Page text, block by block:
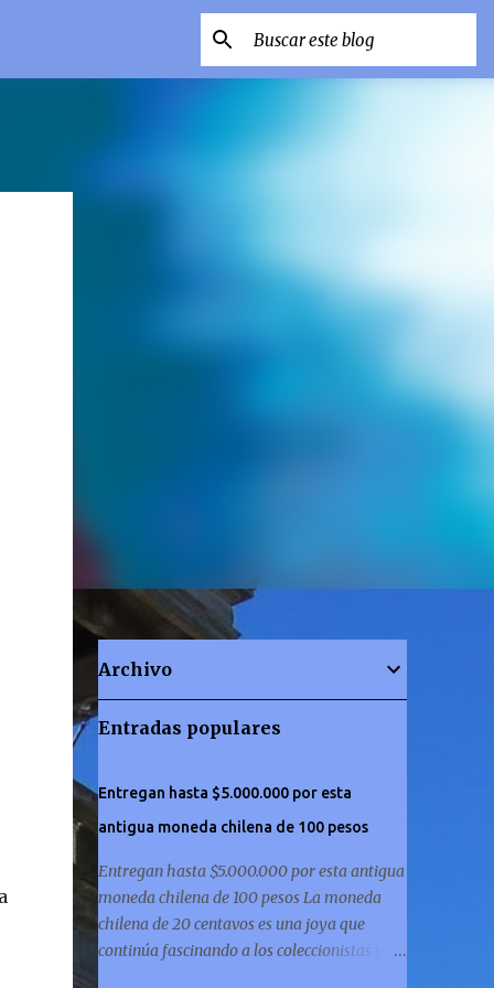
Archivo
Entradas populares
Entregan hasta $5.000.000 por esta
antigua moneda chilena de 100 pesos
Entregan hasta $5.000.000 por esta antigua
moneda chilena de 100 pesos La moneda
chilena de 20 centavos es una joya que
continúa fascinando a los coleccionistas y a